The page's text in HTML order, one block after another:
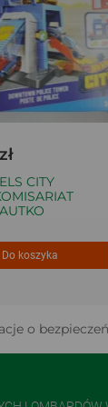
CITY
koszyka
o